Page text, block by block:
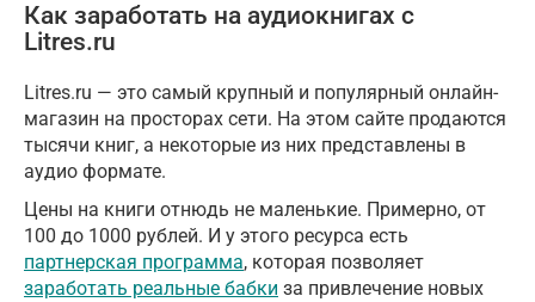
Как заработать на аудиокнигах с
Litres.ru
Litres.ru — это самый крупный и популярный онлайн-
магазин на просторах сети. На этом сайте продаются
тысячи книг, а некоторые из них представлены в
аудио формате.
Цены на книги отнюдь не маленькие. Примерно, от
100 до 1000 рублей. И у этого ресурса есть
партнерская программа, которая позволяет
заработать реальные бабки за привлечение новых